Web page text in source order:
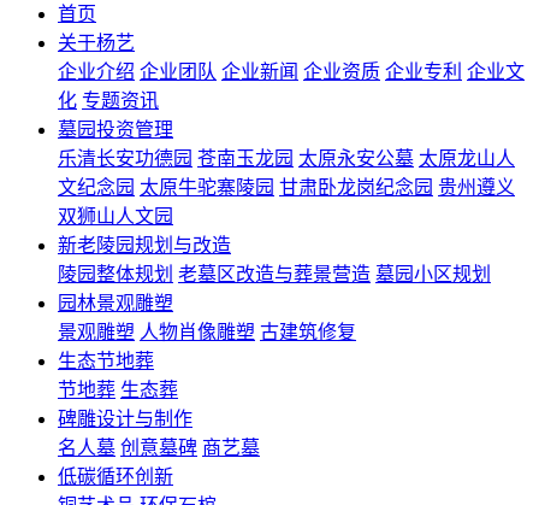
首页
关于杨艺
企业介绍 企业团队 企业新闻 企业资质 企业专利 企业文
化 专题资讯
墓园投资管理
乐清长安功德园 苍南玉龙园 太原永安公墓 太原龙山人
文纪念园 太原牛驼寨陵园 甘肃卧龙岗纪念园 贵州遵义
双狮山人文园
新老陵园规划与改造
陵园整体规划 老墓区改造与葬景营造 墓园小区规划
园林景观雕塑
景观雕塑 人物肖像雕塑 古建筑修复
生态节地葬
节地葬 生态葬
碑雕设计与制作
名人墓 创意墓碑 商艺墓
低碳循环创新